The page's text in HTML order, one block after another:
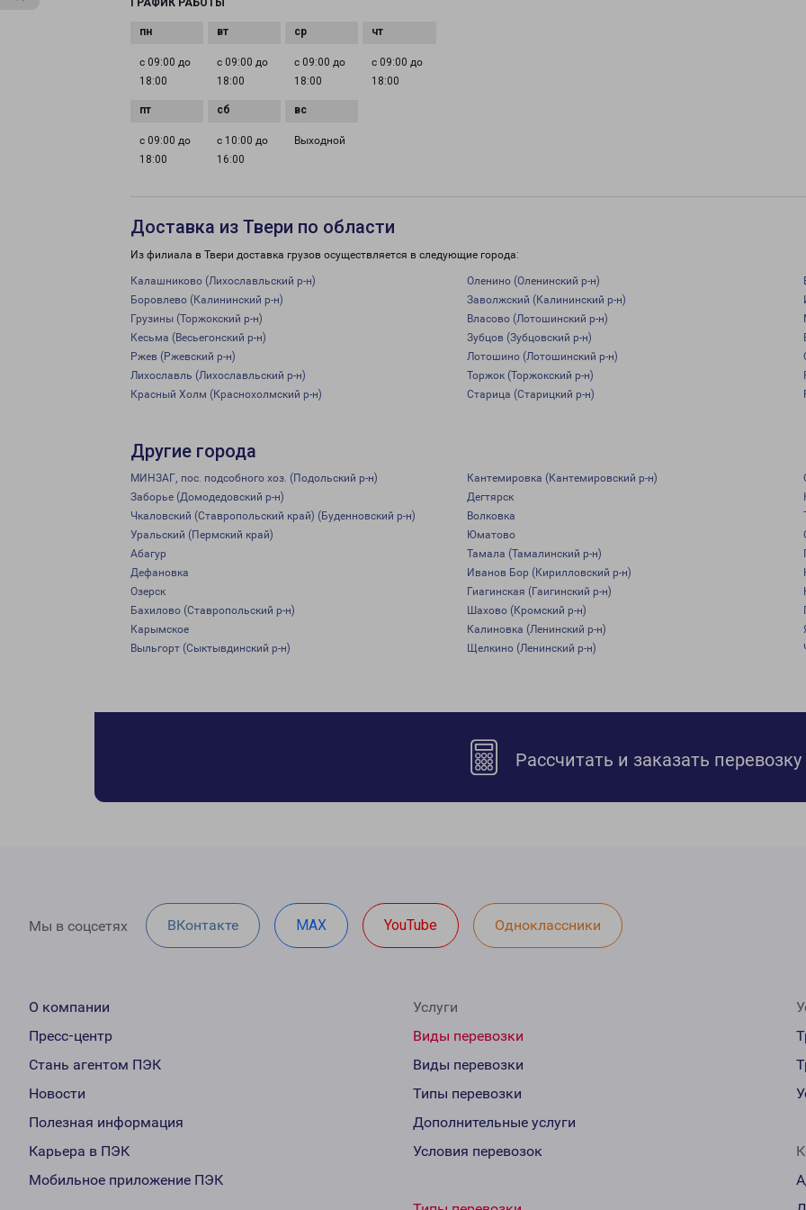
ГРАФИК РАБОТЫ
с 09:00 до
18:00
с 09:00 до
18:00
с 09:00 до
18:00
с 09:00 до
18:00
с 09:00 до
18:00
с 10:00 до
16:00
Выходной
Доставка из Твери по области
Из филиала в Твери доставка грузов осуществляется в следующие города:
Калашниково (Лихославльский р-н) Оленино (Оленинский р-н)
Боровлево (Калининский р-н)
Заволжский (Калининский р-н)
Грузины (Торжокский р-н)
Власово (Лотошинский р-н)
Кесьма (Весьегонский р-н)
Зубцов (Зубцовский р-н)
Ржев (Ржевский р-н)
Лотошино (Лотошинский р-н)
Лихославль (Лихославльский р-н)
Торжок (Торжокский р-н)
Красный Холм (Краснохолмский р-н)
Старица (Старицкий р-н)
Другие города
МИНЗАГ, пос. подсобного хоз. (Подольский р-н) Кантемировка (Кантемировский р-н)
Заборье (Домодедовский р-н)
Дегтярск
Чкаловский (Ставропольский край) (Буденновский р-н)
Волковка
Уральский (Пермский край)
Юматово
Абагур
Тамала (Тамалинский р-н)
Дефановка
Иванов Бор (Кирилловский р-н)
Озерск
Гиагинская (Гаигинский р-н)
Бахилово (Ставропольский р-н)
Шахово (Кромский р-н)
Карымское
Калиновка (Ленинский р-н)
Выльгорт (Сыктывдинский р-н)
Щелкино (Ленинский р-н)
Рассчитать и заказать перевозку
Мы в соцсетях ВКонтакте MAX YouTube Одноклассники
О компании
Пресс-центр
Стань агентом ПЭК
Новости
Полезная информация
Карьера в ПЭК
Мобильное приложение ПЭК
Услуги
Виды перевозки
Виды перевозки
Типы перевозки
Дополнительные услуги
Условия перевозок